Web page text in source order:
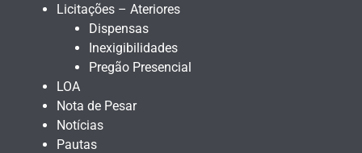
Licitações – Ateriores
Dispensas
Inexigibilidades
Pregão Presencial
LOA
Nota de Pesar
Notícias
Pautas